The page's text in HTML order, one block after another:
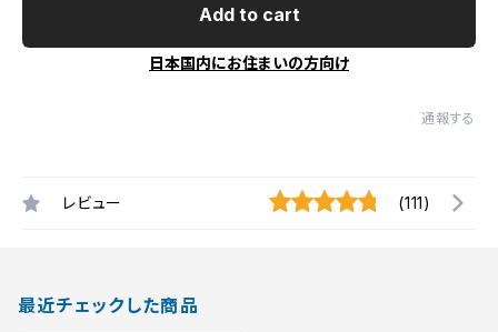
Add to cart
日本国内にお住まいの方向け
通報する
レビュー (111)
最近チェックした商品